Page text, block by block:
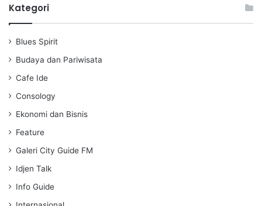
a
Kategori
Blues Spirit
Budaya dan Pariwisata
Cafe Ide
Consology
Ekonomi dan Bisnis
Feature
Galeri City Guide FM
Idjen Talk
Info Guide